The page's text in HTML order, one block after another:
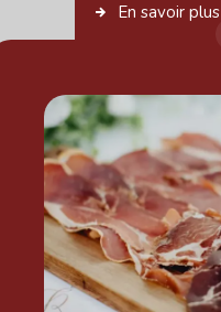
En savoir plus